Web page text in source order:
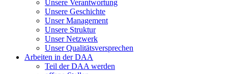
Unsere Verantwortung
Unsere Geschichte
Unser Management
Unsere Struktur
Unser Netzwerk
Unser Qualitätsversprechen
Arbeiten in der DAA
Teil der DAA werden